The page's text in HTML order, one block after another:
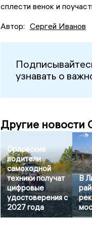
сплести венок и
Автор: Сергей Иванов
узнавать о
Другие новости
Орловские
водители
самоходной
техники получат
цифровые
удостоверения с
2027 года
В